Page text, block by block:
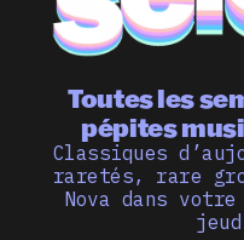
Toutes les
pépites
Classiques
raretés, rare
Nova dans